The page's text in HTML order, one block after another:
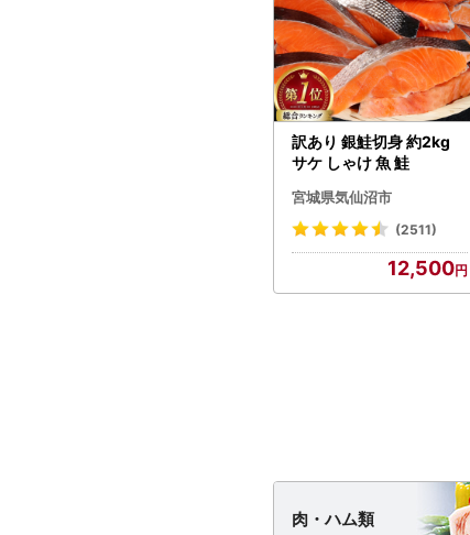
訳あり 銀鮭切身 約2kg
サケ しゃけ 魚 鮭
宮城県気仙沼市
(2511)
12,500
肉・ハム類